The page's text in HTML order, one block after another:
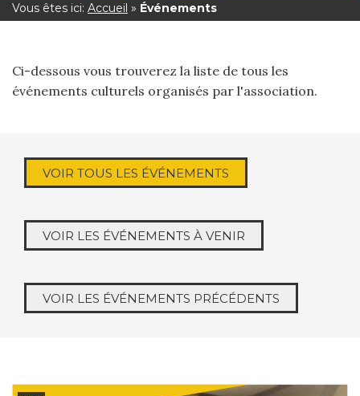
Vous êtes ici: Accueil » Événements
Ci-dessous vous trouverez la liste de tous les
événements culturels organisés par l'association.
VOIR TOUS LES ÉVÉNEMENTS
VOIR LES ÉVÉNEMENTS À VENIR
VOIR LES ÉVÉNEMENTS PRÉCÉDENTS